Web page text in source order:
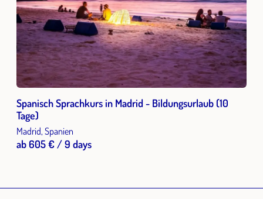
Spanisch Sprachkurs in Madrid - Bildungsurlaub (10
Tage)
Madrid, Spanien
ab 605 € / 9 days